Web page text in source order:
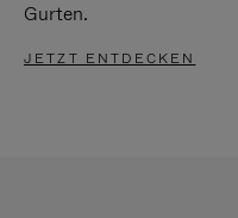
Gurten.
JETZT ENTDECKEN